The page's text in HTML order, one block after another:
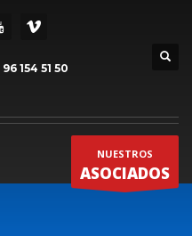
96 154 51 50
NUESTROS
ASOCIADOS